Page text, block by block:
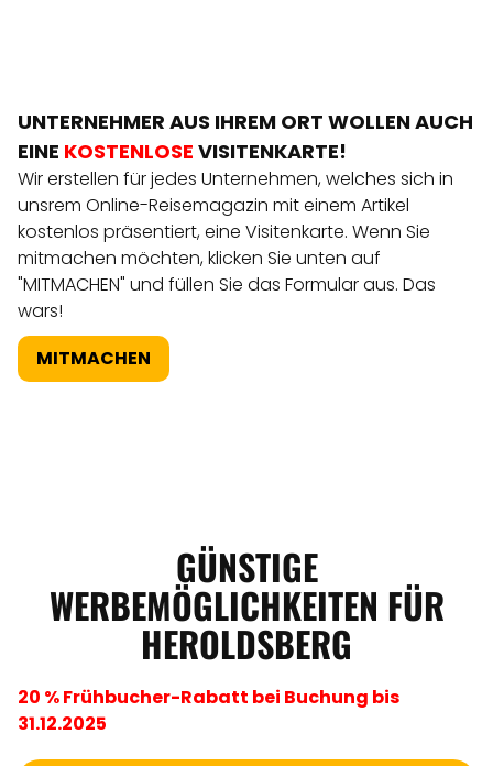
UNTERNEHMER AUS IHREM ORT WOLLEN AUCH
EINE KOSTENLOSE VISITENKARTE!
Wir erstellen für jedes Unternehmen, welches sich in
unsrem Online-Reisemagazin mit einem Artikel
kostenlos präsentiert, eine Visitenkarte. Wenn Sie
mitmachen möchten, klicken Sie unten auf
"MITMACHEN" und füllen Sie das Formular aus. Das
wars!
MITMACHEN
GÜNSTIGE
WERBEMÖGLICHKEITEN FÜR
HEROLDSBERG
20 % Frühbucher-Rabatt bei Buchung bis
31.12.2025